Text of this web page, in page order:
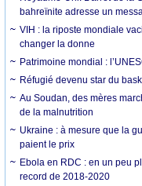
bahreïnite adresse un
VIH : la riposte mondiale
changer la donne
Patrimoine mondial :
Réfugié devenu star du
Au Soudan, des mères
de la malnutrition
Ukraine : à mesure que la
paient le prix
Ebola en RDC : en un peu
record de 2018-2020